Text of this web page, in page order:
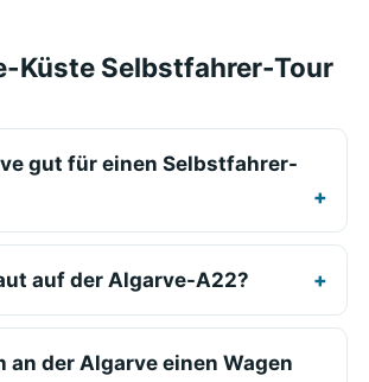
Küste Selbstfahrer-Tour
gut für einen Selbstfahrer-
auf der Algarve-A22?
an der Algarve einen Wagen